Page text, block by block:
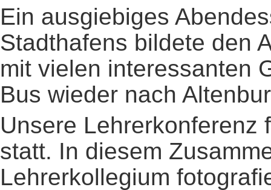
Ein ausgiebiges
Stadthafens bildete den
mit vielen interessanten
Bus wieder nach
Unsere Lehrerkonferenz
statt. In diesem
Lehrerkollegium